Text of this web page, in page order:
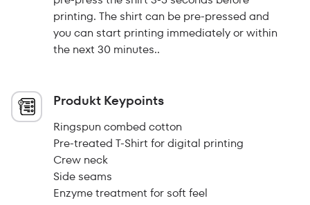
printing. The shirt can be pre-pressed and
you can start printing immediately or within
the next 30 minutes..
Produkt Keypoints
Ringspun combed cotton
Pre-treated T-Shirt for digital printing
Crew neck
Side seams
Enzyme treatment for soft feel